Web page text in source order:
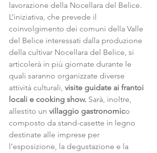
lavorazione della Nocellara del Belice.
L’iniziativa, che prevede il
coinvolgimento dei comuni della Valle
del Belice interessati dalla produzione
della cultivar Nocellara del Belice, si
articolerà in più giornate durante le
quali saranno organizzate diverse
attività culturali, visite guidate ai frantoi
locali e cooking show. Sarà, inoltre,
allestito un villaggio gastronomico
composto da stand-casette in legno
destinate alle imprese per
l’esposizione, la degustazione e la